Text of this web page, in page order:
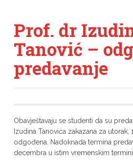
Prof. dr
Tanović –
predavanje
Obavještavaju se studenti da su
Izudina Tanovića zakazana za utorak,
odgođena. Nadoknada termina
decembra u istim vremenskim